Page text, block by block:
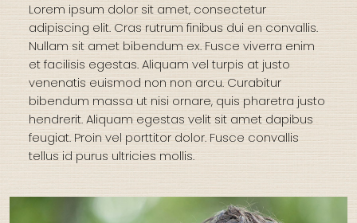
Lorem ipsum dolor sit amet, consectetur
adipiscing elit. Cras rutrum finibus dui en convallis.
Nullam sit amet bibendum ex.Fusce viverra enim
et facilisis egestas.Aliquam vel turpis at justo
venenatis euismod non non arcu.Curabitur
bibendum massa ut nisi ornare, quis pharetra justo
hendrerit.Aliquam egestas velit sit amet dapibus
feugiat. Proin vel porttitor dolor. Fusce convallis
tellus id purus ultricies mollis.